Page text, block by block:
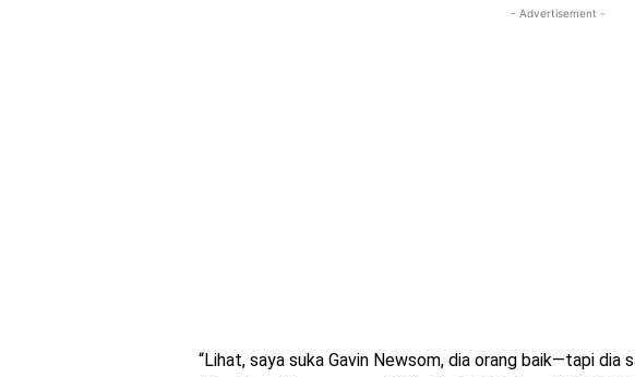
- Advertisement -
“Lihat, saya suka Gavin Newsom, dia orang baik—tapi